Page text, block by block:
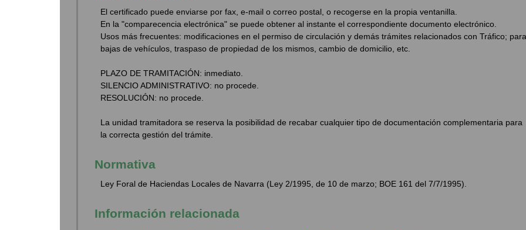
El certificado puede enviarse por fax, e-mail o correo postal, o recogerse en la propia ventanilla.
En la "comparecencia electrónica" se puede obtener al instante el correspondiente documento electrónico.
Usos más frecuentes: modificaciones en el permiso de circulación y demás trámites relacionados con Tráfico; para
bajas de vehículos, traspaso de propiedad de los mismos, cambio de domicilio, etc.
PLAZO DE TRAMITACIÓN: inmediato.
SILENCIO ADMINISTRATIVO: no procede.
RESOLUCIÓN: no procede.
La unidad tramitadora se reserva la posibilidad de recabar cualquier tipo de documentación complementaria para
la correcta gestión del trámite.
Normativa
Ley Foral de Haciendas Locales de Navarra (Ley 2/1995, de 10 de marzo; BOE 161 del 7/7/1995).
Información relacionada